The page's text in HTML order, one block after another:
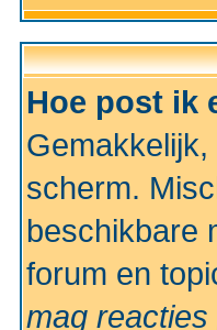
Hoe post ik
scherm.
beschikbare
forum en
mag reacties